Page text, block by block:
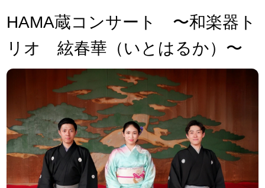
HAMA蔵コンサート 〜和楽器ト
リオ 絃春華（いとはるか）〜